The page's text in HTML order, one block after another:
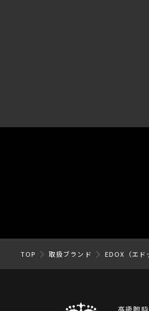
TOP 取扱ブランド EDOX（エド
高級腕